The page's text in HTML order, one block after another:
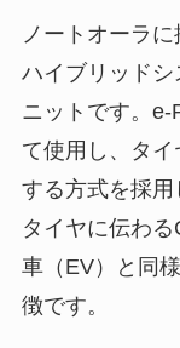
ノートオーラ
ハイブリッド
ニットです。e-
て使用し、タ
する方式を採
タイヤに伝わ
車（EV）と同
徴です。